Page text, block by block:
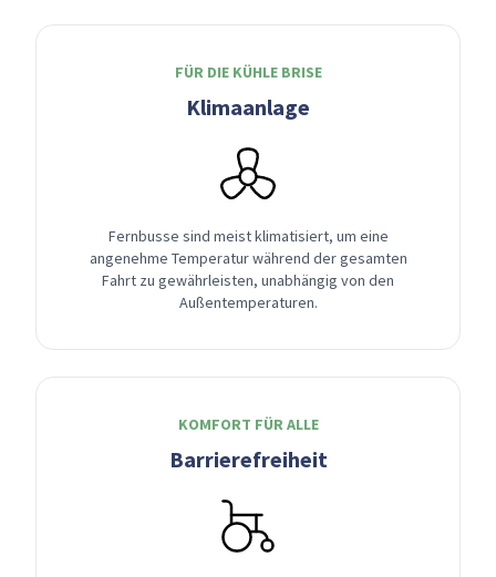
FÜR DIE KÜHLE BRISE
Klimaanlage
Fernbusse sind meist klimatisiert, um eine
angenehme Temperatur während der gesamten
Fahrt zu gewährleisten, unabhängig von den
Außentemperaturen.
KOMFORT FÜR ALLE
Barrierefreiheit